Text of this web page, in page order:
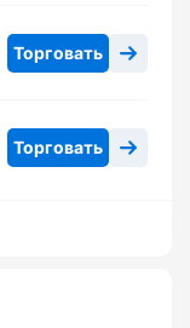
Торговать
Торговать